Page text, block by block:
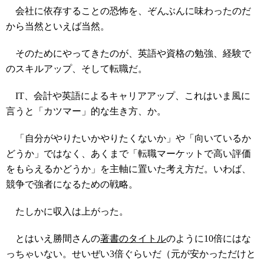
会社に依存することの恐怖を、ぞんぶんに味わったのだ
から当然といえば当然。
そのためにやってきたのが、英語や資格の勉強、経験で
のスキルアップ、そして転職だ。
IT、会計や英語によるキャリアアップ、これはいま風に
言うと「カツマー」的な生き方、か。
「自分がやりたいかやりたくないか」や「向いているか
どうか」ではなく、あくまで「転職マーケットで高い評価
をもらえるかどうか」を主軸に置いた考え方だ。いわば、
競争で強者になるための戦略。
たしかに収入は上がった。
とはいえ勝間さんの著書のタイトルのように10倍にはな
っちゃいない。せいぜい3倍ぐらいだ（元が安かっただけと